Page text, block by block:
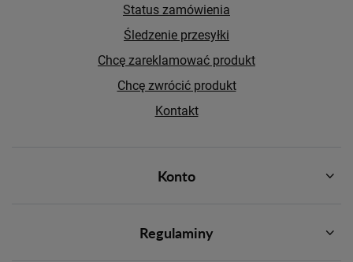
Status zamówienia
Śledzenie przesyłki
Chcę zareklamować produkt
Chcę zwrócić produkt
Kontakt
Konto
Regulaminy